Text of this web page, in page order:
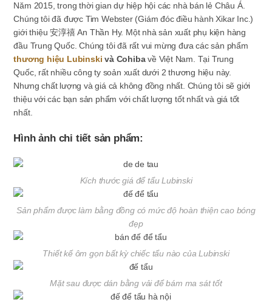
Năm 2015, trong thời gian dự hiệp hội các nhà bán lẻ Châu Á.
Chúng tôi đã được Tim Webster (Giám đóc điều hành Xikar Inc.)
giới thiệu 安淳禧 An Thần Hy. Một nhà sản xuất phụ kiện hàng
đầu Trung Quốc. Chúng tôi đã rất vui mừng đưa các sản phẩm
thương hiệu Lubinski và Cohibavề Việt Nam. Tại Trung
Quốc, rất nhiều công ty soản xuất dưới 2 thương hiệu này.
Nhưng chất lượng và giá cả không đồng nhất. Chúng tôi sẽ giới
thiệu với các bạn sản phẩm với chất lượng tốt nhất và giá tốt
nhất.
Hình ảnh chi tiết sản phẩm:
Kích thước giá để tẩu Lubinski
Sản phẩm được làm bằng đồng có mức độ hoàn thiện cao bóng
đẹp
Thiết kế ôm gọn bất kỳ chiếc tẩu nào của Lubinski
Mặt sau được dán bằng vải để bám ma sát tốt